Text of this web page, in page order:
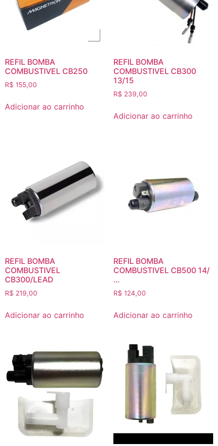
REFIL BOMBA
COMBUSTIVEL CB250
R$ 155,00
Adicionar ao carrinho
REFIL BOMBA
COMBUSTIVEL CB300
13/15
R$ 239,00
Adicionar ao carrinho
REFIL BOMBA
COMBUSTIVEL
CB300/LEAD
R$ 219,00
Adicionar ao carrinho
REFIL BOMBA
COMBUSTIVEL CB500 14/
…
R$ 124,00
Adicionar ao carrinho